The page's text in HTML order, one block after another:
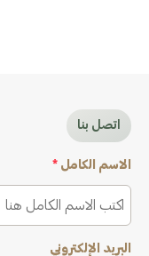
اتصل بنا
الاسم الكامل *
البريد الإلكتروني